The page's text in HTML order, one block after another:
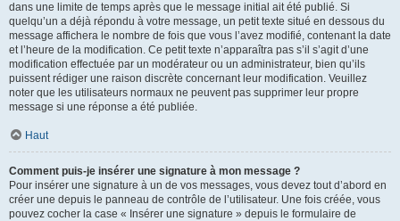
dans une limite de temps après que le message initial ait été publié. Si
quelqu’un a déjà répondu à votre message, un petit texte situé en dessous du
message affichera le nombre de fois que vous l’avez modifié, contenant la date
et l’heure de la modification. Ce petit texte n’apparaîtra pas s’il s’agit d’une
modification effectuée par un modérateur ou un administrateur, bien qu’ils
puissent rédiger une raison discrète concernant leur modification. Veuillez
noter que les utilisateurs normaux ne peuvent pas supprimer leur propre
message si une réponse a été publiée.
Haut
Comment puis-je insérer une signature à mon message ?
Pour insérer une signature à un de vos messages, vous devez tout d’abord en
créer une depuis le panneau de contrôle de l’utilisateur. Une fois créée, vous
pouvez cocher la case « Insérer une signature » depuis le formulaire de